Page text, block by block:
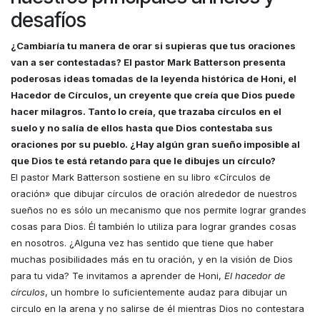
desafíos
¿Cambiaría tu manera de orar si supieras que tus oraciones
van a ser contestadas? El pastor Mark Batterson presenta
poderosas ideas tomadas de la leyenda histórica de Honi, el
Hacedor de Círculos, un creyente que creía que Dios puede
hacer milagros. Tanto lo creía, que trazaba círculos en el
suelo y no salía de ellos hasta que Dios contestaba sus
oraciones por su pueblo. ¿Hay algún gran sueño imposible al
que Dios te está retando para que le dibujes un círculo?
El pastor Mark Batterson sostiene en su libro «Círculos de
oración» que dibujar círculos de oración alrededor de nuestros
sueños no es sólo un mecanismo que nos permite lograr grandes
cosas para Dios. Él también lo utiliza para lograr grandes cosas
en nosotros. ¿Alguna vez has sentido que tiene que haber
muchas posibilidades más en tu oración, y en la visión de Dios
para tu vida? Te invitamos a aprender de Honi, El hacedor de
círculos, un hombre lo suficientemente audaz para dibujar un
circulo en la arena y no salirse de él mientras Dios no contestara